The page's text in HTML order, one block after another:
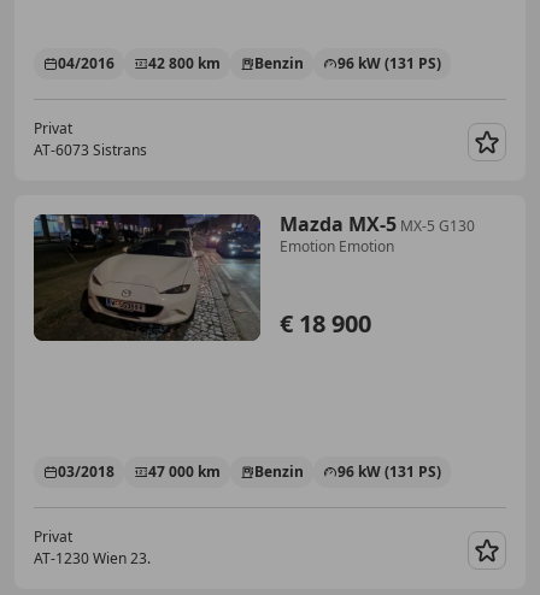
04/2016 42 800 km Benzin 96 kW (131 PS)
Privat
AT-6073 Sistrans
Mazda MX-5 MX-5 G130
Emotion Emotion
€ 18 900
03/2018 47 000 km Benzin 96 kW (131 PS)
Privat
AT-1230 Wien 23.